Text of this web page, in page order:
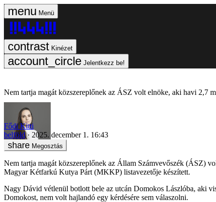
Menü
Kinézet
Jelentkezz be!
Nem tartja magát közszereplőnek az ÁSZ volt elnöke, aki havi 2,7
Fődi Kitti
belföld
2025. december 1. 16:43
Megosztás
Nem tartja magát közszereplőnek az Állam Számvevőszék (ÁSZ)
Magyar Kétfarkú Kutya Párt (MKKP) listavezetője készített.
Nagy Dávid vétlenül botlott bele az utcán Domokos Lászlóba, aki
Domokost, nem volt hajlandó egy kérdésére sem válaszolni.